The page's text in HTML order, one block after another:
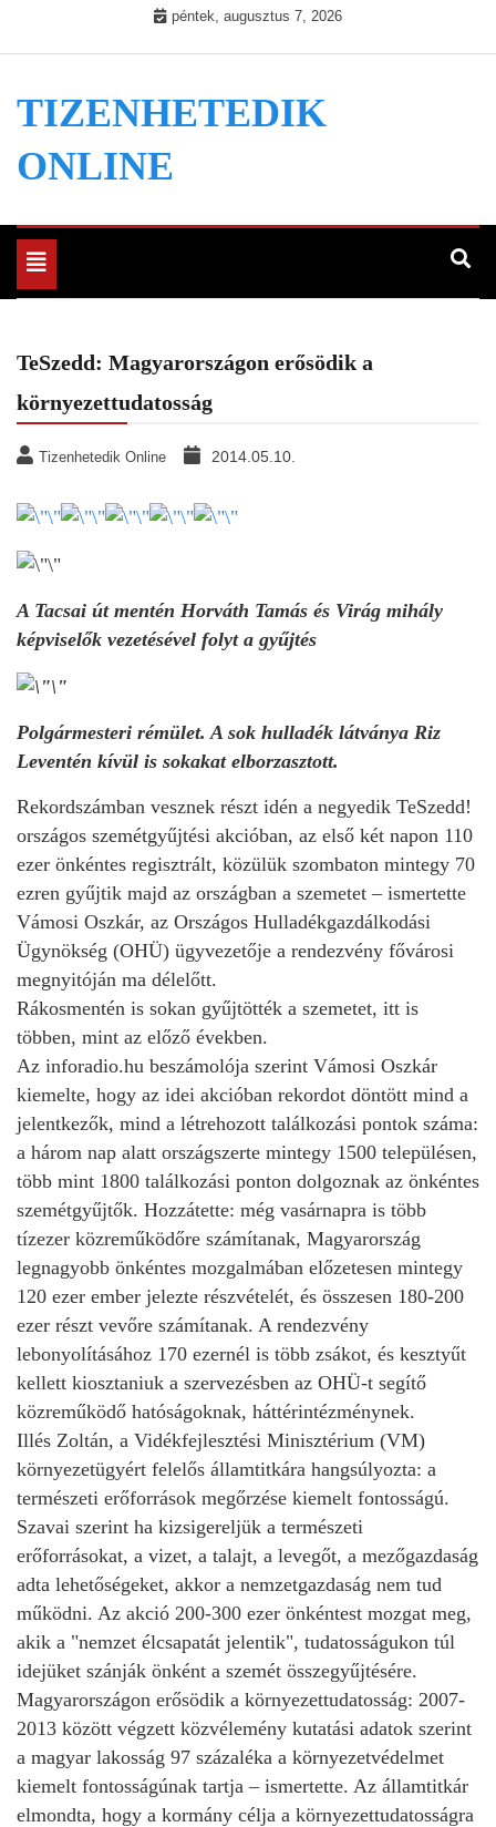
péntek, augusztus 7, 2026
TIZENHETEDIK
ONLINE
Toggle
navigation
TeSzedd: Magyarországon erősödik a
környezettudatosság
Tizenhetedik Online 2014.05.10.
A Tacsai út mentén Horváth Tamás és Virág mihály
képviselők vezetésével folyt a gyűjtés
Polgármesteri rémület. A sok hulladék látványa Riz
Leventén kívül is sokakat elborzasztott.
Rekordszámban vesznek részt idén a negyedik TeSzedd!
országos szemétgyűjtési akcióban, az első két napon 110
ezer önkéntes regisztrált, közülük szombaton mintegy 70
ezren gyűjtik majd az országban a szemetet – ismertette
Vámosi Oszkár, az Országos Hulladékgazdálkodási
Ügynökség (OHÜ) ügyvezetője a rendezvény fővárosi
megnyitóján ma délelőtt.
Rákosmentén is sokan gyűjtötték a szemetet, itt is
többen, mint az előző években.
Az inforadio.hu beszámolója szerint Vámosi Oszkár
kiemelte, hogy az idei akcióban rekordot döntött mind a
jelentkezők, mind a létrehozott találkozási pontok száma:
a három nap alatt országszerte mintegy 1500 településen,
több mint 1800 találkozási ponton dolgoznak az önkéntes
szemétgyűjtők. Hozzátette: még vasárnapra is több
tízezer közreműködőre számítanak, Magyarország
legnagyobb önkéntes mozgalmában előzetesen mintegy
120 ezer ember jelezte részvételét, és összesen 180-200
ezer részt vevőre számítanak. A rendezvény
lebonyolításához 170 ezernél is több zsákot, és kesztyűt
kellett kiosztaniuk a szervezésben az OHÜ-t segítő
közreműködő hatóságoknak, háttérintézménynek.
Illés Zoltán, a Vidékfejlesztési Minisztérium (VM)
környezetügyért felelős államtitkára hangsúlyozta: a
természeti erőforrások megőrzése kiemelt fontosságú.
Szavai szerint ha kizsigereljük a természeti
erőforrásokat, a vizet, a talajt, a levegőt, a mezőgazdaság
adta lehetőségeket, akkor a nemzetgazdaság nem tud
működni. Az akció 200-300 ezer önkéntest mozgat meg,
akik a "nemzet élcsapatát jelentik", tudatosságukon túl
idejüket szánják önként a szemét összegyűjtésére.
Magyarországon erősödik a környezettudatosság: 2007-
2013 között végzett közvélemény kutatási adatok szerint
a magyar lakosság 97 százaléka a környezetvédelmet
kiemelt fontosságúnak tartja – ismertette. Az államtitkár
elmondta, hogy a kormány célja a környezettudatosságra